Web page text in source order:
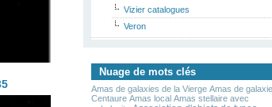
Vizier catalogues
Veron
Nuage de mots clés
Amas de galaxies de la Vierge Amas de
Centaure Amas local Amas stellaire avec